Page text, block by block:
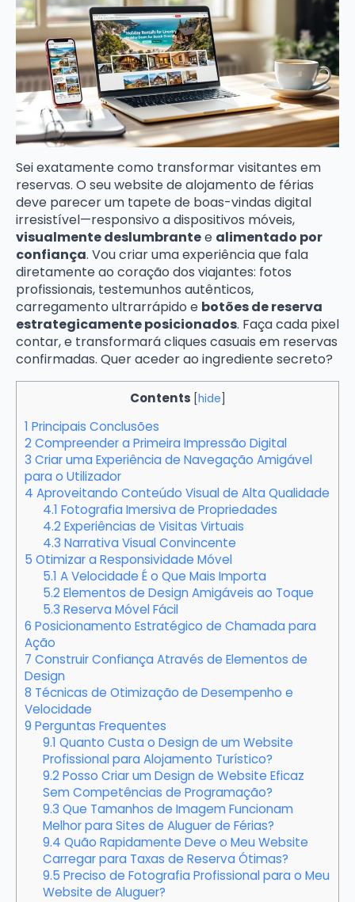
Sei exatamente como transformar visitantes em
reservas. O seu website de alojamento de férias
deve parecer um tapete de boas-vindas digital
irresistível—responsivo a dispositivos móveis,
visualmente deslumbrantee alimentado por
confiança. Vou criar uma experiência que fala
diretamente ao coração dos viajantes: fotos
profissionais, testemunhos autênticos,
carregamento ultrarrápido e botões de reserva
estrategicamente posicionados. Faça cada pixel
contar, e transformará cliques casuais em reservas
confirmadas. Quer aceder ao ingrediente secreto?
Contents [hide]
1 Principais Conclusões
2 Compreender a Primeira Impressão Digital
3 Criar uma Experiência de Navegação Amigável
para o Utilizador
4 Aproveitando Conteúdo Visual de Alta Qualidade
4.1 Fotografia Imersiva de Propriedades
4.2 Experiências de Visitas Virtuais
4.3 Narrativa Visual Convincente
5 Otimizar a Responsividade Móvel
5.1 A Velocidade É o Que Mais Importa
5.2 Elementos de Design Amigáveis ao Toque
5.3 Reserva Móvel Fácil
6 Posicionamento Estratégico de Chamada para
Ação
7 Construir Confiança Através de Elementos de
Design
8 Técnicas de Otimização de Desempenho e
Velocidade
9 Perguntas Frequentes
9.1 Quanto Custa o Design de um Website
Profissional para Alojamento Turístico?
9.2 Posso Criar um Design de Website Eficaz
Sem Competências de Programação?
9.3 Que Tamanhos de Imagem Funcionam
Melhor para Sites de Aluguer de Férias?
9.4 Quão Rapidamente Deve o Meu Website
Carregar para Taxas de Reserva Ótimas?
9.5 Preciso de Fotografia Profissional para o Meu
Website de Aluguer?